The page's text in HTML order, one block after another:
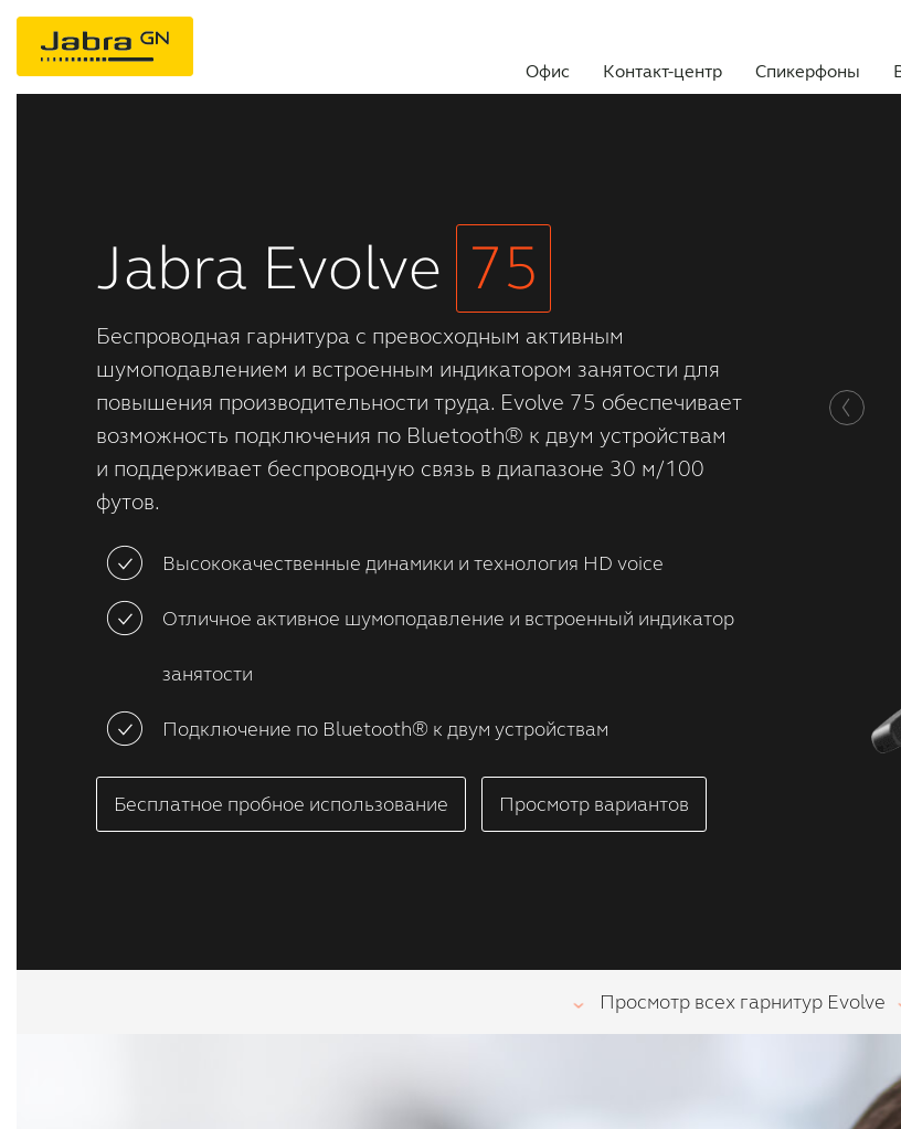
Офис Контакт-центр Спикерфоны
Jabra Evolve 75
Беспроводная гарнитура с превосходным активным
шумоподавлением и встроенным индикатором занятости для
повышения производительности труда. Evolve 75 обеспечивает
возможность подключения по Bluetooth® к двум устройствам
и поддерживает беспроводную связь в диапазоне 30 м/100
футов.
Высококачественные динамики и технология HD voice
Отличное активное шумоподавление и встроенный индикатор
занятости
Подключение по Bluetooth® к двум устройствам
Бесплатное пробное использование Просмотр вариантов
Просмотр всех гарнитур Evolve